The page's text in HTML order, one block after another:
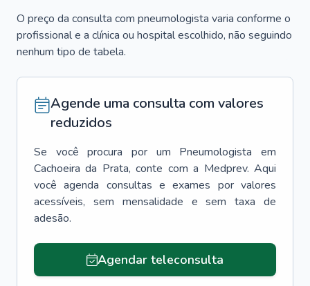
O preço da consulta com pneumologista varia conforme o
profissional e a clínica ou hospital escolhido, não seguindo
nenhum tipo de tabela.
Agende uma consulta com valores
reduzidos
Se você procura por um Pneumologista
em
Cachoeira da Prata, conte com a Medprev. Aqui
você agenda consultas e exames por valores
acessíveis, sem mensalidade e sem taxa de
adesão.
Agendar teleconsulta